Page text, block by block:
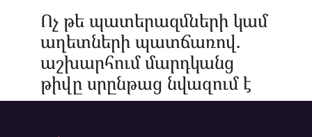
Ոչ թե պատերազմների կամ
աղետների պատճառով.
աշխարհում մարդկանց
թիվը սրընթաց նվազում է